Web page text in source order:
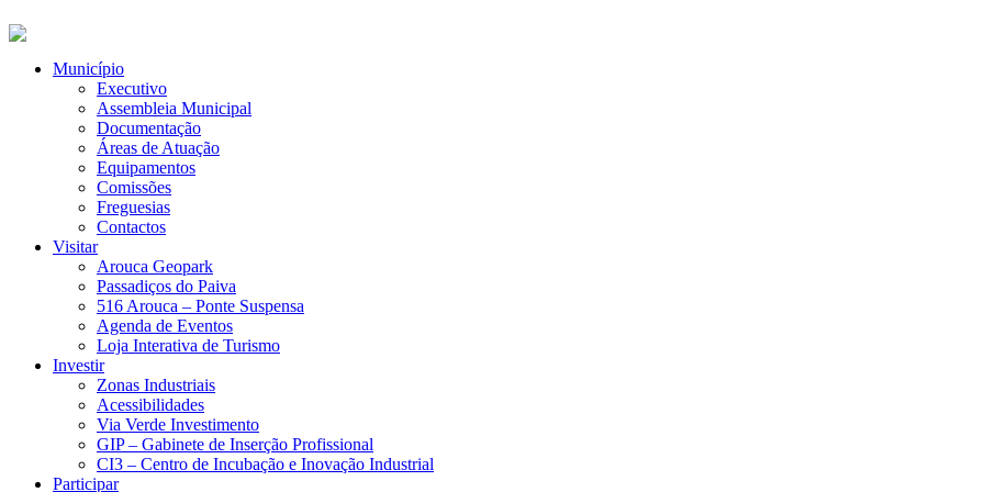
Município
Executivo
Assembleia Municipal
Documentação
Áreas de Atuação
Equipamentos
Comissões
Freguesias
Contactos
Visitar
Arouca Geopark
Passadiços do Paiva
516 Arouca – Ponte Suspensa
Agenda de Eventos
Loja Interativa de Turismo
Investir
Zonas Industriais
Acessibilidades
Via Verde Investimento
GIP – Gabinete de Inserção Profissional
CI3 – Centro de Incubação e Inovação Industrial
Participar